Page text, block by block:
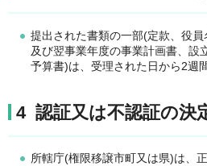
提出された書類の一部(定款、役
及び翌事業年度の事業計画書、設
予算書)は、受理された日から2週
4 認証又は不認証の決
所轄庁(権限移譲市町又は県)は、